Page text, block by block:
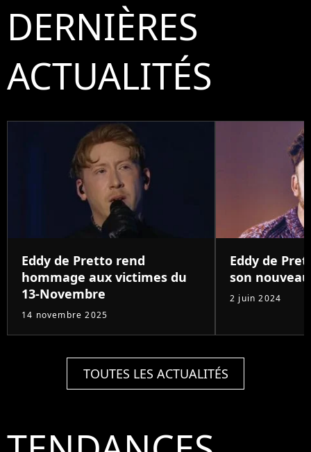
DERNIÈRES
ACTUALITÉS
Eddy de Pretto rend
hommage aux victimes du
13-Novembre
14 novembre 2025
Eddy de
son
2 juin 2024
TOUTES LES ACTUALITÉS